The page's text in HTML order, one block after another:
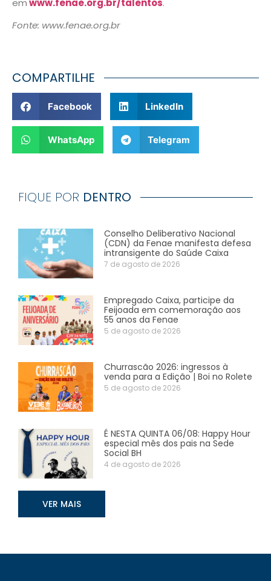
emwww.fenae.org.br/talentos.
Fonte: www.fenae.org.br
COMPARTILHE
Facebook LinkedIn
WhatsApp Telegram
FIQUE POR DENTRO
Conselho Deliberativo Nacional
(CDN) da Fenae manifesta defesa
intransigente do Saúde Caixa
7 de agosto de 2026
Empregado Caixa, participe da
Feijoada em comemoração aos
55 anos da Fenae
5 de agosto de 2026
Churrascão 2026: ingressos à
venda para a Edição | Boi no Rolete
5 de agosto de 2026
É NESTA QUINTA 06/08: Happy Hour
especial mês dos pais na Sede
Social BH
4 de agosto de 2026
VER MAIS